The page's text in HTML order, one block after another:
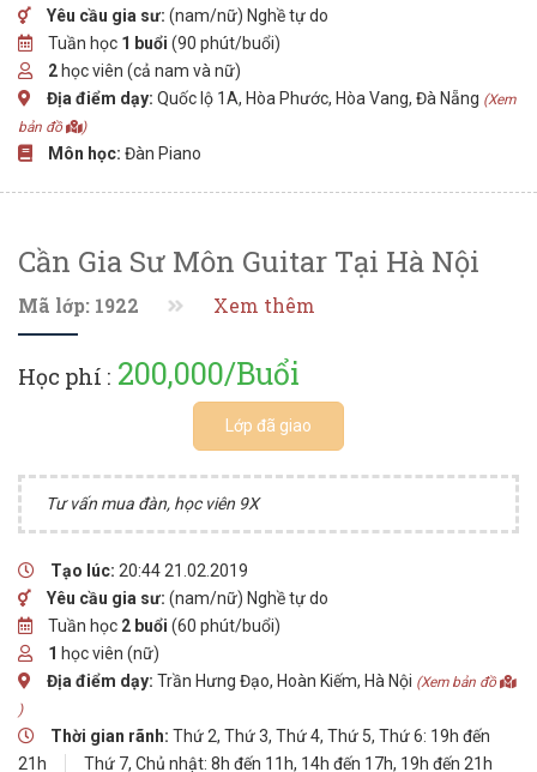
Yêu cầu gia sư: (nam/nữ) Nghề tự do
Tuần học 1 buổi (90 phút/buổi)
2học viên (cả nam và nữ)
Địa điểm dạy: Quốc lộ 1A, Hòa Phước, Hòa Vang, Đà Nẵng (Xem
bản đồ
)
Môn học: Đàn Piano
Cần Gia Sư Môn Guitar Tại Hà Nội
Mã lớp: 1922 Xem thêm
Học phí : 200,000/Buổi
Lớp đã giao
Tư vấn mua đàn, học viên 9X
Tạo lúc: 20:44 21.02.2019
Yêu cầu gia sư: (nam/nữ) Nghề tự do
Tuần học 2 buổi (60 phút/buổi)
1 học viên (nữ)
Địa điểm dạy: Trần Hưng Đạo, Hoàn Kiếm, Hà Nội (Xem bản đồ
)
Thời gian rãnh: Thứ 2, Thứ 3, Thứ 4, Thứ 5, Thứ 6: 19h đến
21h
Thứ 7, Chủ nhật: 8h đến 11h, 14h đến 17h, 19h đến 21h